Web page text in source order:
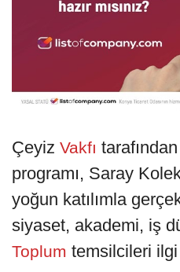
Çeyiz Vakfı
programı, Saray
yoğun katılımla
siyaset, akademi, iş
Toplum temsilcileri